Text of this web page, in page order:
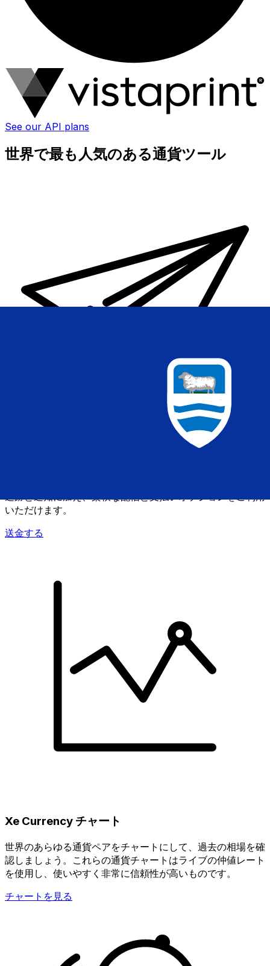
See our API plans
世界で最も人気のある通貨ツール
いただけます。
送金する
Xe Currency チャート
世界のあらゆる通貨ペアをチャートにして、過去の相場を確
認しましょう。これらの通貨チャートはライブの仲値レート
を使用し、使いやすく非常に信頼性が高いものです。
チャートを見る